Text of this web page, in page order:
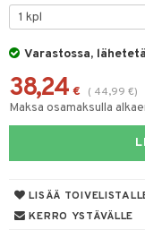
Varastossa,
38,24 € ( 44,99 €)
Maksa osamaksulla
LISÄÄ
KERRO YSTÄVÄLLE
& Vihannesveitset
sisustus
tarvikkeita
tekstiilit
koristelu
Saalit